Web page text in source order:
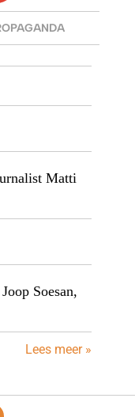
Matti
Soesan,
Lees meer »